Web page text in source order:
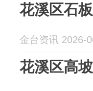
花溪区石
金台资讯 2026-
花溪区高